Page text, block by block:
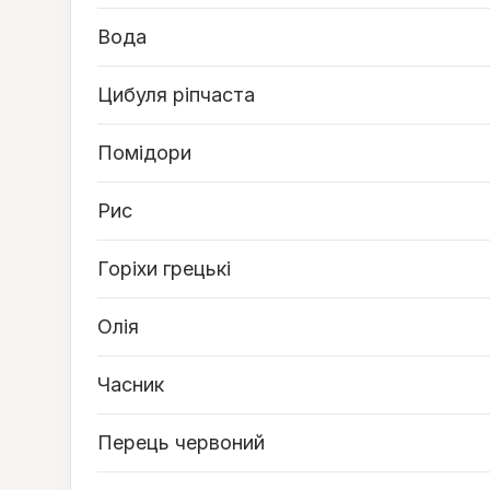
Вода
Цибуля ріпчаста
Помідори
Рис
Горіхи грецькі
Олія
Часник
Перець червоний